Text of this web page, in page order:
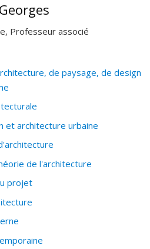
Professeur associé
de paysage, de design
et architecture urbaine
de l'architecture
projet